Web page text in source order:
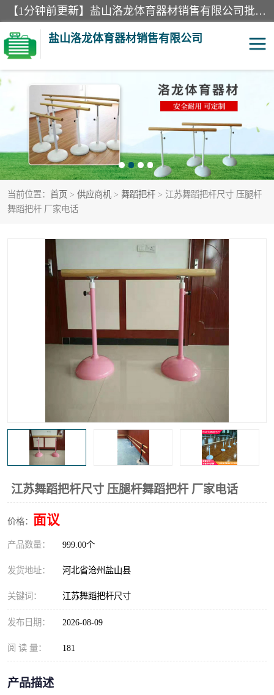
【1分钟前更新】盐山洛龙体育器材销售有限公司批量供应：300米障碍器材、400米障碍器材、部队训练器材、双杠、体操垫、舞蹈把杆等产品。盐山洛龙体育器材销售有限公司经过多年的发展，集研发，生产，销售，售后服务为一体. 奉行“质量，信誉，服务”的宗旨，以开拓创新的精神和真诚守信的态度积极进取。
盐山洛龙体育器材销售有限公司
当前位置： 首页 > 供应商机 > 舞蹈把杆 > 江苏舞蹈把杆尺寸 压腿杆
舞蹈把杆 厂家电话
江苏舞蹈把杆尺寸 压腿杆舞蹈把杆 厂家电话
价格： 面议
产品数量： 999.00个
发货地址： 河北省沧州盐山县
关键词： 江苏舞蹈把杆尺寸
发布日期： 2026-08-09
阅 读 量： 181
产品描述
单双杠 舞蹈把杆
400米障碍器材 体操垫
300米障碍器材 攀爬架
塑胶跑道 400米障碍器材1